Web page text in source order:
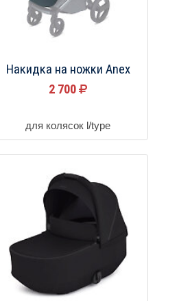
Накидка на ножки Anex
2 700
для колясок l/type